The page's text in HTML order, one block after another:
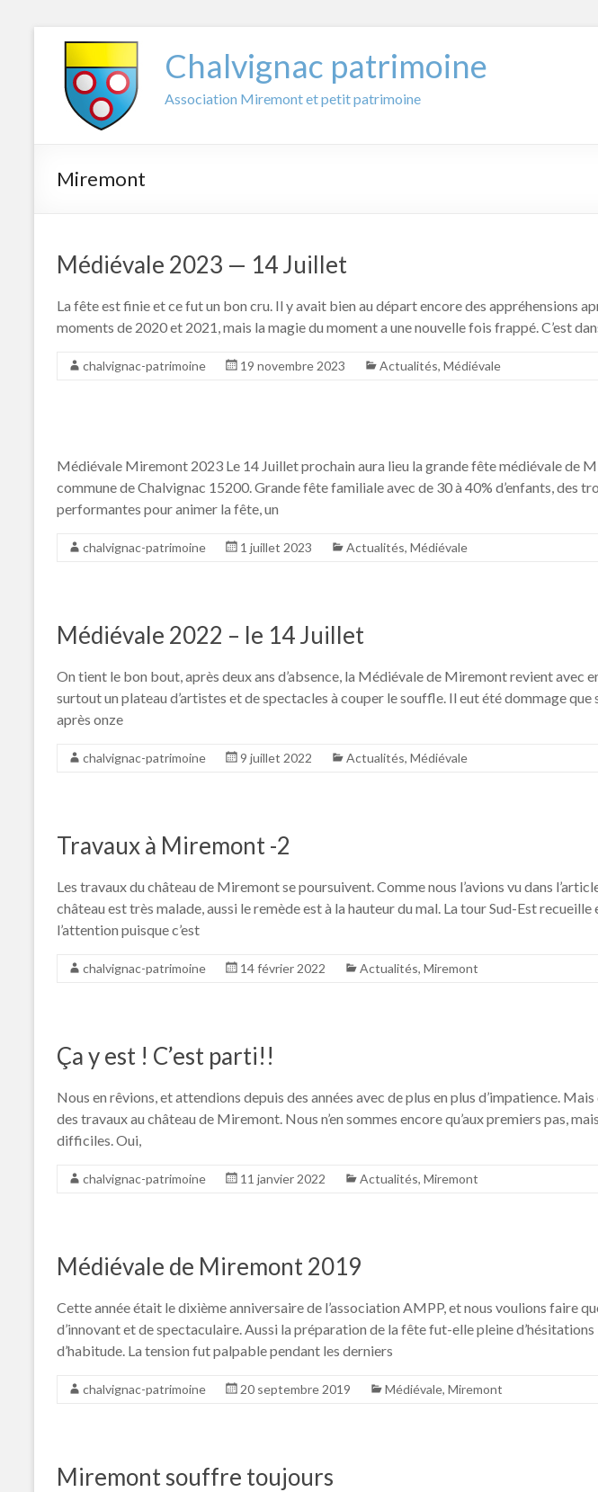
contenu
Chalvignac patrimoine
Association Miremont et petit patrimoine
Miremont
Médiévale 2023 — 14 Juillet
La fête est finie et ce fut un bon cru. Il y avait bien au départ encore des appréhensions
moments de 2020 et 2021, mais la magie du moment a une nouvelle fois frappé. C’est
chalvignac-patrimoine 19 novembre 2023 Actualités, Médiévale
Médiévale Miremont 2023 Le 14 Juillet prochain aura lieu la grande fête médiévale de
commune de Chalvignac 15200. Grande fête familiale avec de 30 à 40% d’enfants, des
performantes pour animer la fête, un
chalvignac-patrimoine 1 juillet 2023 Actualités, Médiévale
Médiévale 2022 – le 14 Juillet
On tient le bon bout, après deux ans d’absence, la Médiévale de Miremont revient avec
surtout un plateau d’artistes et de spectacles à couper le souffle. Il eut été dommage que
après onze
chalvignac-patrimoine 9 juillet 2022 Actualités, Médiévale
Travaux à Miremont -2
Les travaux du château de Miremont se poursuivent. Comme nous l’avions vu dans
château est très malade, aussi le remède est à la hauteur du mal. La tour Sud-Est
l’attention puisque c’est
chalvignac-patrimoine 14 février 2022 Actualités, Miremont
Ça y est ! C’est parti!!
Nous en rêvions, et attendions depuis des années avec de plus en plus d’impatience.
des travaux au château de Miremont. Nous n’en sommes encore qu’aux premiers pas,
difficiles. Oui,
chalvignac-patrimoine 11 janvier 2022 Actualités, Miremont
Médiévale de Miremont 2019
Cette année était le dixième anniversaire de l’association AMPP, et nous voulions faire
d’innovant et de spectaculaire. Aussi la préparation de la fête fut-elle pleine d’hésitations
d’habitude. La tension fut palpable pendant les derniers
chalvignac-patrimoine 20 septembre 2019 Médiévale, Miremont
Miremont souffre toujours